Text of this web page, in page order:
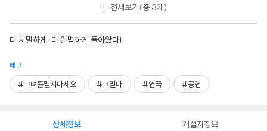
전체보기(총 3개)
더 치밀하게, 더 완벽하게 돌아왔다!
태그
#그녀를믿지마세요 #그믿마 #연극 #공연
상세정보 개설자정보